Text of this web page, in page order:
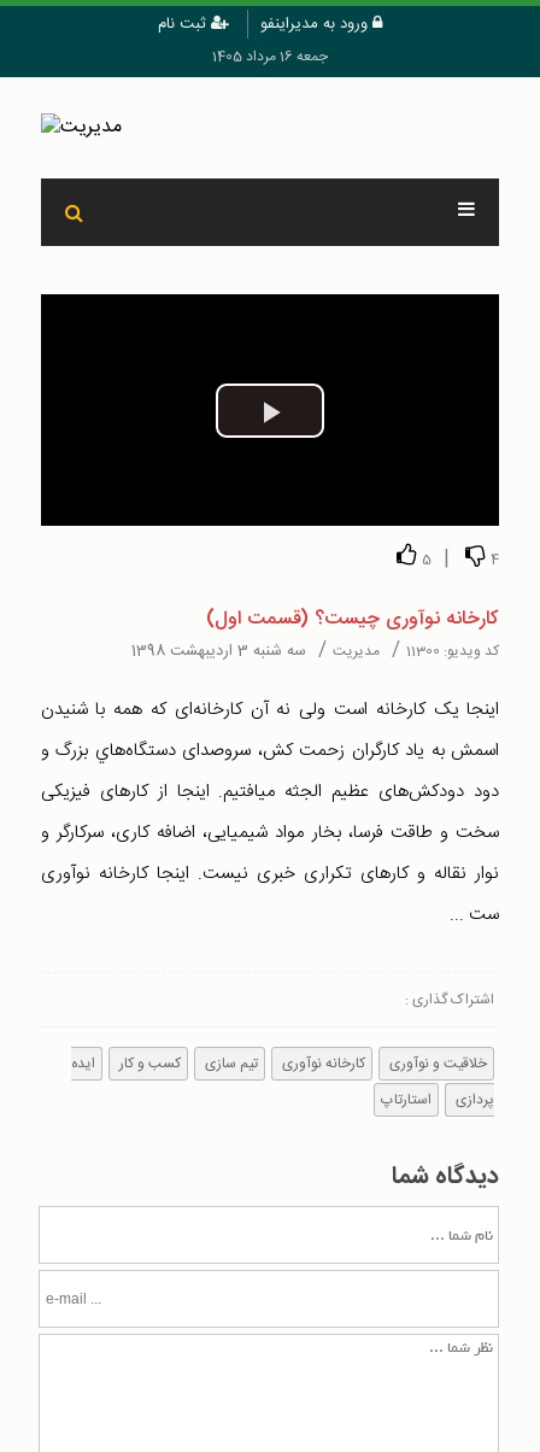
ورود به مدیراینفو ثبت نام
جمعه 16 مرداد 1405
Play
4
|
5
کارخانه نوآوری چیست؟ (قسمت اول)
کد ویدیو: 11300
/ مدیریت/ سه شنبه 3 اردیبهشت 1398
اينجا يک کارخانه است ولی نه آن کارخانه‌ای که همه با شنيدن
اسمش به ياد کارگران زحمت کش، سروصدای دستگاه‌هاي بزرگ و
دود دودکش‌های عظيم الجثه میافتيم. اينجا از کارهای فيزیکی
سخت و طاقت فرسا، بخار مواد شيميایی، اضافه کاری، سرکارگر و
نوار نقاله و کارهای تکراری خبری نيست. اينجا کارخانه نوآوری
ست ...
اشتراک گذاری :
خلاقیت و نوآوری کارخانه نوآوری تیم سازی کسب و کار
ایده
پردازی
استارتاپ
دیدگاه شما